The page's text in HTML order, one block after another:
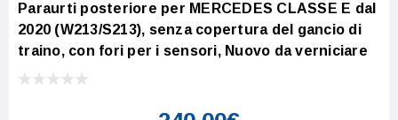
Paraurti posteriore per MERCEDES CLASSE E dal
2020 (W213/S213), senza copertura del gancio di
traino, con fori per i sensori, Nuovo da verniciare